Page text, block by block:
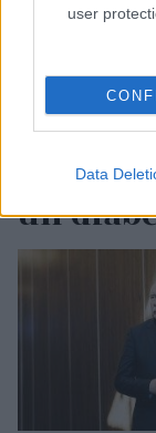
user
Data
un